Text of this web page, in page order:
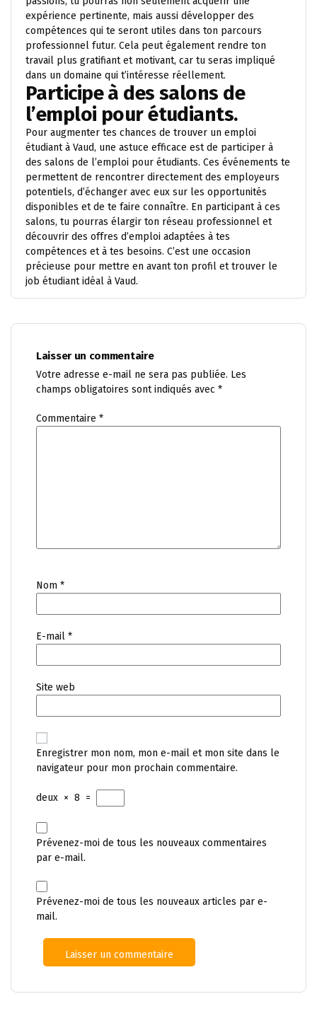
expérience pertinente, mais aussi développer des
compétences qui te seront utiles dans ton parcours
professionnel futur. Cela peut également rendre ton
travail plus gratifiant et motivant, car tu seras impliqué
dans un domaine qui t’intéresse réellement.
Participe à des salons de
l’emploi pour étudiants.
Pour augmenter tes chances de trouver un emploi
étudiant à Vaud, une astuce efficace est de participer à
des salons de l’emploi pour étudiants. Ces événements te
permettent de rencontrer directement des employeurs
potentiels, d’échanger avec eux sur les opportunités
disponibles et de te faire connaître. En participant à ces
salons, tu pourras élargir ton réseau professionnel et
découvrir des offres d’emploi adaptées à tes
compétences et à tes besoins. C’est une occasion
précieuse pour mettre en avant ton profil et trouver le
job étudiant idéal à Vaud.
Laisser un commentaire
Votre adresse e-mail ne sera pas publiée. Les
champs obligatoires sont indiqués avec *
Commentaire *
Nom *
E-mail *
Site web
Enregistrer mon nom, mon e-mail et mon site dans le
navigateur pour mon prochain commentaire.
deux × 8 =
Prévenez-moi de tous les nouveaux commentaires
par e-mail.
Prévenez-moi de tous les nouveaux articles par e-
mail.